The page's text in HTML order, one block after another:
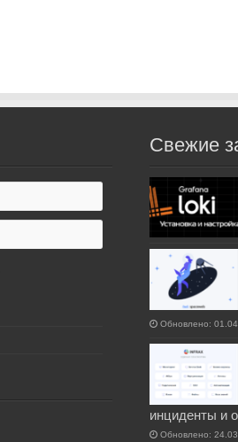
Свежие
Обновлено:
инциденты и
Обновлено: